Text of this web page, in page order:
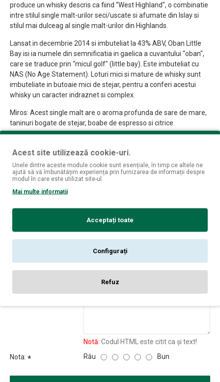
produce un whisky descris ca fiind “West Highland", o combinatie
intre stilul single malt-urilor seci/uscate si afumate din Islay si
stilul mai dulceag al single malt-urilor din Highlands.
Lansat in decembrie 2014 si imbuteliat la 43% ABV, Oban Little
Bay isi ia numele din semnificatia in gaelica a cuvantului “oban",
care se traduce prin “micul golf" (little bay). Este imbuteliat cu
NAS (No Age Statement). Loturi mici si mature de whisky sunt
imbuteliate in butoaie mici de stejar, pentru a conferi acestui
whisky un caracter indraznet si complex.
Miros: Acest single malt are o aroma profunda de sare de mare,
taninuri bogate de stejar, boabe de espresso si citrice
zahar brun, citrice si condimente uscate
Finish: Finish-ul acestui single malt este unul elegant, cu atingeri
de fructe si ciocolata neagra
Nu sunt opinii despre acest produs.
SPUNE-ŢI OPINIA
Opinia ta:
Notă: Codul HTML este citit ca şi text!
Nota:
Rău Bun
Acest site utilizează cookie-uri.
Unele dintre aceste module cookie sunt esențiale, în timp ce altele ne
ajută să vă îmbunătățim experiența prin furnizarea de informații despre
modul în care este utilizat site-ul.
Mai multe informații
Acceptați toate
Configurați
Refuz